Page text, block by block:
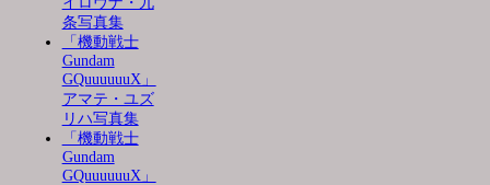
条写真集
「機動戦士
Gundam
GQuuuuuuX」
アマテ・ユズ
リハ写真集
「機動戦士
Gundam
GQuuuuuuX」